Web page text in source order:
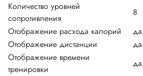
Количество уровней
сопротивления
8
Отображение расхода калорий
да
Отображение дистанции
да
Отображение времени
тренировки
да